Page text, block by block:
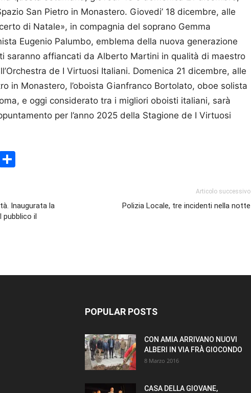
San Pietro in Monastero. Giovedi’ 18 dicembre, alle
di Natale», in compagnia del soprano Gemma
Eugenio Palumbo, emblema della nuova generazione
saranno affiancati da Alberto Martini in qualità di maestro
de I Virtuosi Italiani. Domenica 21 dicembre, alle
in Monastero, l’oboista Gianfranco Bortolato, oboe solista
e oggi considerato tra i migliori oboisti italiani, sarà
per l’anno 2025 della Stagione de I Virtuosi
Inaugurata la
pubblico il
Articolo successivo
Polizia Locale, tre incidenti nella notte
POPULAR POSTS
CON AMIA ARRIVANO NUOVI
ALBERI IN VIA FRÀ GIOCONDO
8 Marzo 2016
CASA DELLA GIOVANE,